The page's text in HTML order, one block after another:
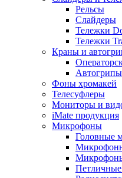
Рельсы
Слайдеры
Тележки
Тележки
Краны и
Автогрипы
Фоны хромакей
Телесуфлеры
Мониторы и
iMate продукция
Микрофоны
Головные